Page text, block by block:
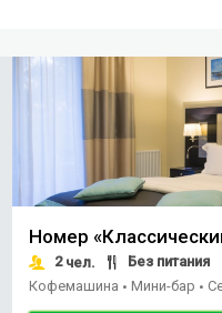
Номер
2чел.
Без питания
Кофемашина • Мини-бар •